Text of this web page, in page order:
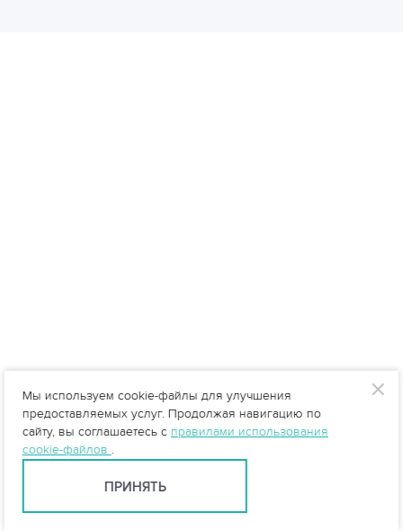
Мы используем cookie-файлы для улучшения
предоставляемых услуг. Продолжая навигацию по
сайту, вы соглашаетесь с правилами использования
cookie-файлов .
ПРИНЯТЬ